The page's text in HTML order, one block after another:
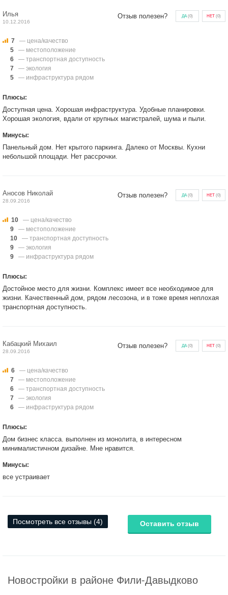
Илья
10.12.2016
Отзыв полезен? ДА(0) НЕТ (0)
7
— цена/качество
5
— местоположение
6
— транспортная доступность
7
— экология
5
— инфраструктура рядом
Плюсы:
Доступная цена. Хорошая инфраструктура. Удобные планировки.
Хорошая экология, вдали от крупных магистралей, шума и пыли.
Минусы:
Панельный дом. Нет крытого паркинга. Далеко от Москвы. Кухни
небольшой площади. Нет рассрочки.
Аносов Николай
28.09.2016
Отзыв полезен? ДА(0) НЕТ (0)
10
— цена/качество
9
— местоположение
10
— транспортная доступность
9
— экология
9
— инфраструктура рядом
Плюсы:
Достойное место для жизни. Комплекс имеет все необходимое для
жизни. Качественный дом, рядом лесозона, и в тоже время неплохая
транспортная доступность.
Кабацкий Михаил
28.09.2016
Отзыв полезен? ДА(0) НЕТ (0)
6
— цена/качество
7
— местоположение
6
— транспортная доступность
7
— экология
6
— инфраструктура рядом
Плюсы:
Дом бизнес класса. выполнен из монолита, в интересном
минималистичном дизайне. Мне нравится.
Минусы:
все устраивает
Посмотреть все отзывы (4) Оставить отзыв
Новостройки в районе Фили-Давыдково